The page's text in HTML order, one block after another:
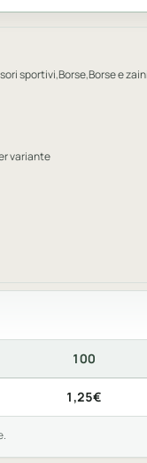
sportivi,Borse,Borse e
variante
quando
100
1,25€